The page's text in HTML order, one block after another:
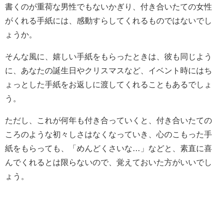
書くのが重荷な男性でもないかぎり、付き合いたての女性
がくれる手紙には、感動すらしてくれるものではないでし
ょうか。
そんな風に、嬉しい手紙をもらったときは、彼も同じよう
に、あなたの誕生日やクリスマスなど、イベント時にはち
ょっとした手紙をお返しに渡してくれることもあるでしょ
う。
ただし、これが何年も付き合っていくと、付き合いたての
ころのような初々しさはなくなっていき、心のこもった手
紙をもらっても、「めんどくさいな…」などと、素直に喜
んでくれるとは限らないので、覚えておいた方がいいでし
ょう。